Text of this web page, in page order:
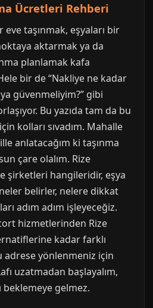
Ücretleri Rehberi
eve taşınmak, eşyaları bir
aktarmak ya da
planlamak kafa
bir de “Nakliye ne kadar
güvenmeliyim?” gibi
Bu yazıda tam da bu
kolları sıvadım. Mahalle
anlatacağım ki taşınma
çare olalım. Rize
şirketleri hangileridir, eşya
belirler, nelere dikkat
adım adım işleyeceğiz.
hizmetlerinden Rize
kadar farklı
adrese yönlenmeniz için
uzatmadan başlayalım,
beklemeye gelmez.